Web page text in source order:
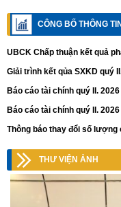
CÔNG BỐ THÔNG TIN
UBCK Chấp thuận kết quả
Giải trình kết qủa SXKD quý
Báo cáo tài chính quý II.
Báo cáo tài chính quý II.
Thông báo thay đổi số lượng
THƯ VIỆN ẢNH